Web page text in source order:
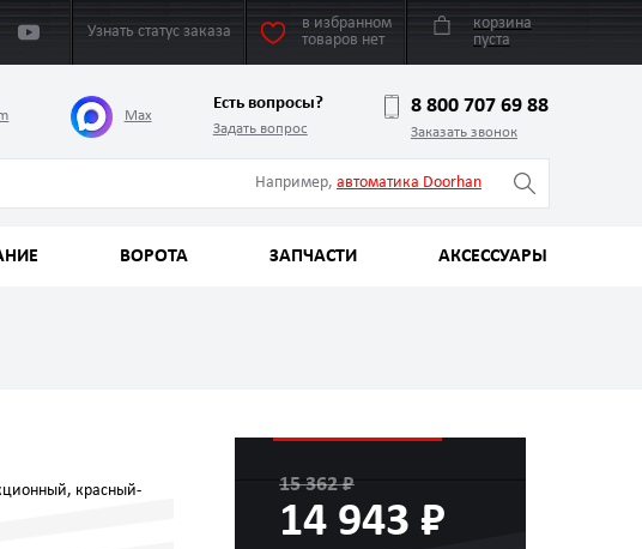
Узнать статус заказа
в избранном
товаров нет
корзина
пуста
Max
Есть вопросы?
Задать вопрос
8 800 707 69 88
Заказать звонок
Например, автоматика Doorhan
ВОРОТА ЗАПЧАСТИ АКСЕССУАРЫ
красный-
15 362 ₽
14 943 ₽